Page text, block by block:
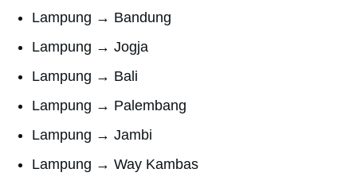
Lampung → Bandung
Lampung → Jogja
Lampung → Bali
Lampung → Palembang
Lampung → Jambi
Lampung → Way Kambas